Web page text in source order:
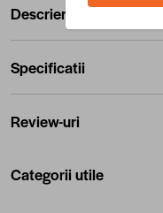
Descriere
Specificatii
Review-uri
Categorii utile